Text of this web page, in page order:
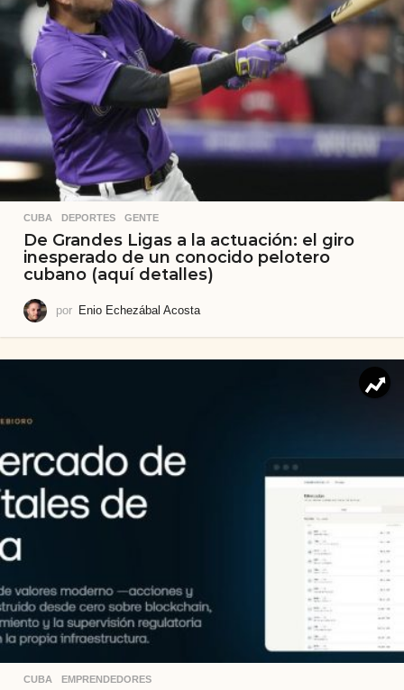
CUBA ,DEPORTES ,GENTE
De Grandes Ligas a la actuación: el giro
inesperado de un conocido pelotero
cubano (aquí detalles)
por Enio Echezábal Acosta
CUBA ,EMPRENDEDORES